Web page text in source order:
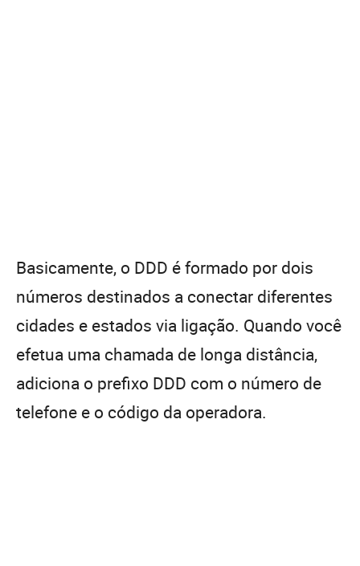
Basicamente, o DDD é formado por dois
números destinados a conectar diferentes
cidades e estados via ligação. Quando você
efetua uma chamada de longa distância,
adiciona o prefixo DDD com o número de
telefone e o código da operadora.